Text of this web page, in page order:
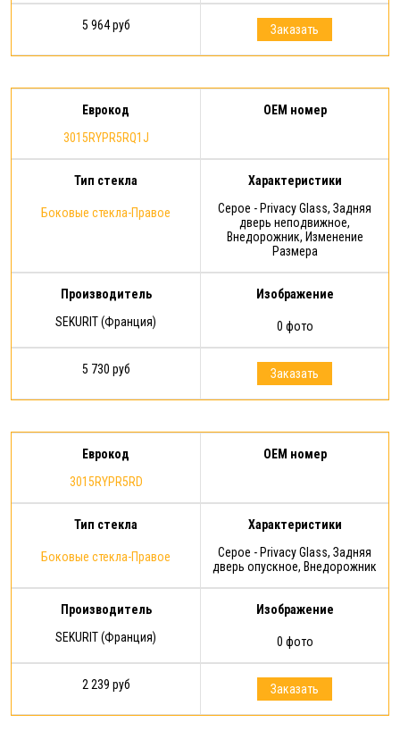
5 964 руб Заказать
Еврокод
3015RYPR5RQ1J
OEM номер
Тип стекла
Боковые стекла-Правое
Характеристики
Серое - Privacy Glass, Задняя
дверь неподвижное,
Внедорожник, Изменение
Размера
Производитель
SEKURIT (Франция)
Изображение
0 фото
5 730 руб Заказать
Еврокод
3015RYPR5RD
OEM номер
Тип стекла
Боковые стекла-Правое
Характеристики
Серое - Privacy Glass, Задняя
дверь опускное, Внедорожник
Производитель
SEKURIT (Франция)
Изображение
0 фото
2 239 руб Заказать